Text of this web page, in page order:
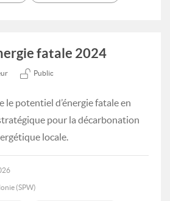
fatale 2024
Public
le potentiel d’énergie fatale en
pour la décarbonation
locale.
(SPW)